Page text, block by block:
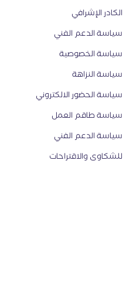
الكادر الإشرافي
سياسة الدعم الفني
سياسة الخصوصية
سياسة النزاهة
سياسة الحضور الالكتروني
سياسة طاقم العمل
سياسة الدعم الفني
للشكاوى والاقتراحات